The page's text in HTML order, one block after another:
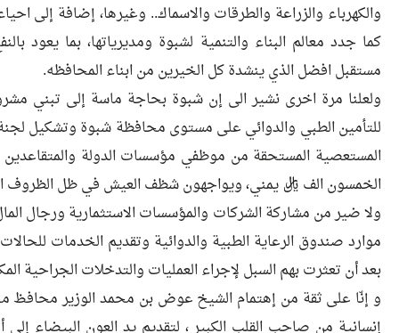
والكهرباء والزراعة والطرقات والاسماك.. وغيرها، إضافة إلى
كما جدد معالم البناء والتنمية لشبوة ومديرياتها، بما يعود
مستقبل افضل الذي ينشدة كل الخيرين من ابناء المحافظه.
ولعلنا مرة اخرى نشير الى إن شبوة بحاجة ماسة إلى تبني
للتأمين الطبي والدوائي على مستوى محافظة شبوة وتشكيل
المستعصية المستحقة من موظفي مؤسسات الدولة والمتقاعدين
الخمسون الف ريال يمني، ويواجهون شظف العيش في ظل الظروف
ولا ضير من مشاركة الشركات والمؤسسات الاستثمارية ورجال
موارد صندوق الرعاية الطبية والدوائية وتقديم الخدمات
بعد أن تعثرت بهم السبل لإجراء العمليات والتدخلات الجراحية
و إنّا على ثقة من إهتمام الشيخ عوض بن محمد الوزير محافظ
إنسانية من صاحب القلب الكبير ، لتقديم يد العون البيضاء إلى